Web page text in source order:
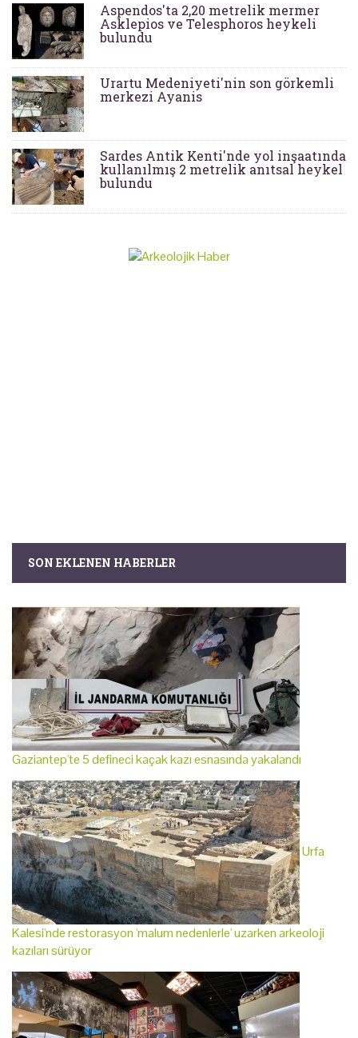
Aspendos'ta 2,20 metrelik mermer
Asklepios ve Telesphoros heykeli
bulundu
Urartu Medeniyeti'nin son görkemli
merkezi Ayanis
Sardes Antik Kenti'nde yol inşaatında
kullanılmış 2 metrelik anıtsal heykel
bulundu
SON EKLENEN HABERLER
Gaziantep'te 5 defineci kaçak kazı esnasında yakalandı
Urfa
Kalesi'nde restorasyon 'malum nedenlerle' uzarken arkeoloji
kazıları sürüyor